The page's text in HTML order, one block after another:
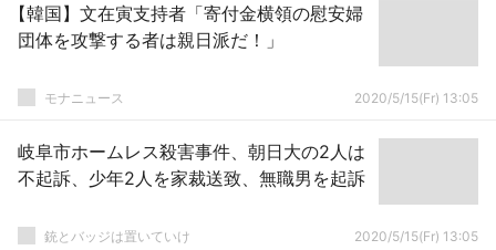
【韓国】文在寅支持者「寄付金横領の慰安婦
団体を攻撃する者は親日派だ！」
モナニュース 2020/5/15(Fr) 13:05
岐阜市ホームレス殺害事件、朝日大の2人は
不起訴、少年2人を家裁送致、無職男を起訴
銃とバッジは置いていけ 2020/5/15(Fr) 13:05